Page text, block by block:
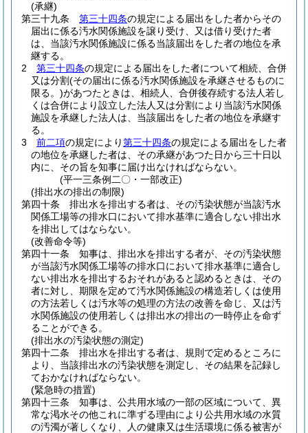
(承継)
第三十九条
第三十四条の規定による届出をした者からその
届出に係る汚水関係施設を譲り受け、又は借り受けた者
は、当該汚水関係施設に係る当該届出をした者の地位を承
継する。
2
第三十四条の規定による届出をした者について相続、合併
又は分割(その届出に係る汚水関係施設を承継させるものに
限る。)があつたときは、相続人、合併後存続する法人若し
くは合併により設立した法人又は分割により当該汚水関係
施設を承継した法人は、当該届出をした者の地位を承継す
る。
3
前二項の規定により第三十四条の規定による届出をした者
の地位を承継した者は、その承継があつた日から三十日以
内に、その旨を知事に届け出なければならない。
(平一三条例二〇・一部改正)
(排出水の排出の制限)
第四十条
排出水を排出する者は、その汚染状態が当該汚水
関係工場等の排水口において排水基準に適合しない排出水
を排出してはならない。
(改善命令等)
第四十一条
知事は、排出水を排出する者が、その汚染状態
が当該汚水関係工場等の排水口において排水基準に適合し
ない排出水を排出するおそれがあると認めるときは、その
者に対し、期限を定めて汚水関係施設の構造若しくは使用
の方法若しくは汚水等の処理の方法の改善を命じ、又は汚
水関係施設の使用若しくは排出水の排出の一時停止を命ず
ることができる。
(排出水の汚染状態の測定)
第四十二条
排出水を排出する者は、規則で定めるところに
より、当該排出水の汚染状態を測定し、その結果を記録し
ておかなければならない。
(緊急時の措置)
第四十三条
知事は、公共用水域の一部の区域について、異
常な渇水その他これに準ずる理由により公共用水域の水質
の汚濁が著しくなり、人の健康又は生活環境に係る被害が